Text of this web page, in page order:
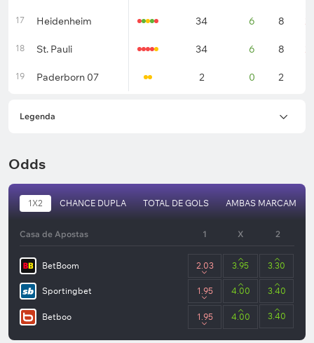
17 Heidenheim 34 6 8
18 St. Pauli 34 6 8
19 Paderborn 07 2 0 2
Legenda
Odds
1X2 CHANCE DUPLA TOTAL DE GOLS AMBAS MARCAM
Casa de Apostas 1 X 2
BetBoom 2.03 3.95 3.30
Sportingbet 1.95 4.00 3.40
Betboo 1.95 4.00 3.40